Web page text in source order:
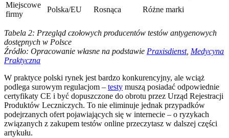
Miejscowe
firmy
Polska/EU Rosnąca Różne marki
Tabela 2: Przegląd czołowych producentów testów antygenowych
dostępnych w Polsce
Źródło: Opracowanie własne na podstawie Praxisdienst, Medycyna
Praktyczna
W praktyce polski rynek jest bardzo konkurencyjny, ale wciąż
podlega surowym regulacjom – testy muszą posiadać odpowiednie
certyfikaty CE i być dopuszczone do obrotu przez Urząd Rejestracji
Produktów Leczniczych. To nie eliminuje jednak przypadków
podejrzanych ofert pojawiających się w internecie – o ryzykach
związanych z zakupem testów online przeczytasz w dalszej części
artykułu.